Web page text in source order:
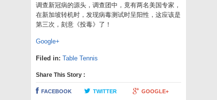
调查新冠病的源头，调查团中，竟有两名美国专家，
在新加坡转机时，发现病毒测试时呈阳性，这应该是
第三次，刻意《投毒》了！
Google+
Filed in: Table Tennis
Share This Story :
FACEBOOK TWITTER GOOGLE+